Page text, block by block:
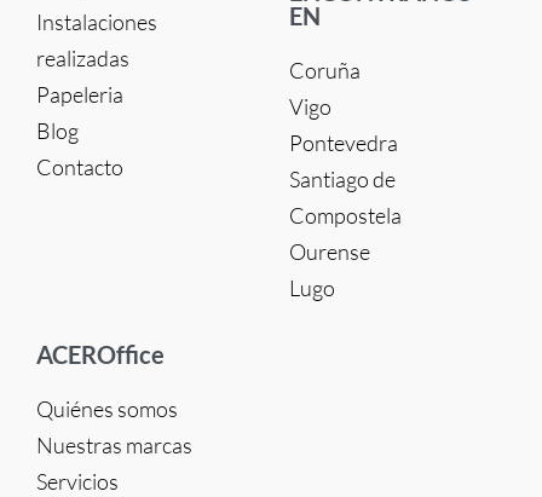
Instalaciones
realizadas
Papeleria
Blog
Contacto
EN
Coruña
Vigo
Pontevedra
Santiago de
Compostela
Ourense
Lugo
ACEROffice
Quiénes somos
Nuestras marcas
Servicios